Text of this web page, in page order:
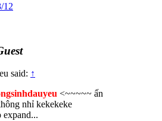
12
said: ↑
<~~~~~ ấn
nhỉ kekekeke